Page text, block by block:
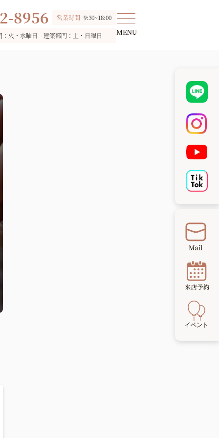
8956 営業時間 9:30~18:00
：火・水曜日 建築部門：土・日曜日